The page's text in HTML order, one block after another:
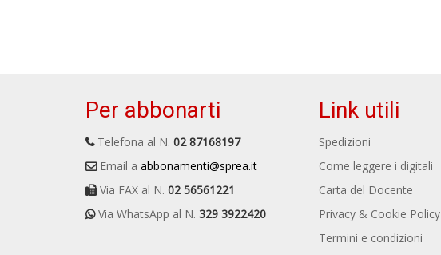
Per abbonarti
Telefona al N. 02 87168197
Email a abbonamenti@sprea.it
Via FAX al N. 02 56561221
Via WhatsApp al N. 329 3922420
Link utili
Spedizioni
Come leggere i digitali
Carta del Docente
Privacy & Cookie Policy
Termini e condizioni